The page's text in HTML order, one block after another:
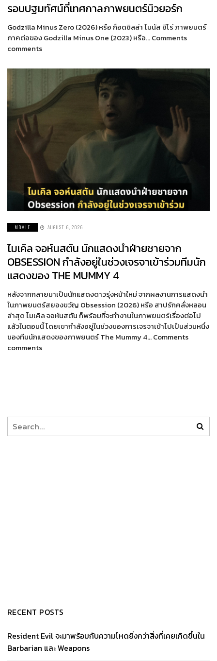
รอบปฐมทัศน์ที่เทศกาลภาพยนตร์นิวยอร์ก
Godzilla Minus Zero (2026) หรือ ก็อดซิลล่า ไมนัส ซีโร่ ภาพยนตร์
ภาคต่อของ Godzilla Minus One (2023) หรือ… Comments
comments
MOVIE AUGUST 6, 2026
ไมเคิล จอห์นสตัน นักแสดงนำฝ่ายชายจาก
OBSESSION กำลังอยู่ในช่วงเจรจาเข้าร่วมทีมนัก
แสดงของ THE MUMMY 4
หลังจากกลายมาเป็นนักแสดงดาวรุ่งหน้าใหม่ จากผลงานการแสดงนำ
ในภาพยนตร์สยองขวัญ Obsession (2026) หรือ สาปรักคลั่งหลอน
ล่าสุด ไมเคิล จอห์นสตัน ก็พร้อมที่จะทำงานในภาพยนตร์เรื่องต่อไป
แล้วในตอนนี้ โดยเขากำลังอยู่ในช่วงของการเจรจาเข้าไปเป็นส่วนหนึ่ง
ของทีมนักแสดงของภาพยนตร์ The Mummy 4… Comments
comments
RECENT POSTS
Resident Evil จะมาพร้อมกับความโหดยิ่งกว่าสิ่งที่เคยเกิดขึ้นใน
Barbarian และ Weapons